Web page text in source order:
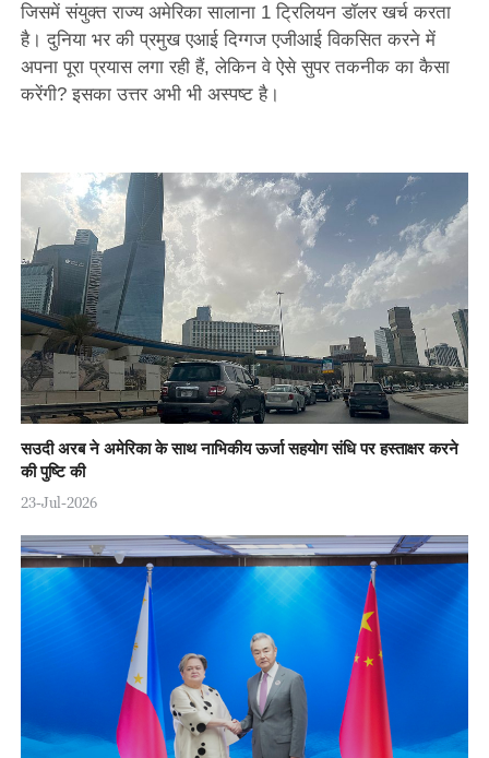
जिसमें संयुक्त राज्य अमेरिका सालाना 1 ट्रिलियन डॉलर खर्च करता
है। दुनिया भर की प्रमुख एआई दिग्गज एजीआई विकसित करने में
अपना पूरा प्रयास लगा रही हैं, लेकिन वे ऐसे सुपर तकनीक का कैसा
करेंगी? इसका उत्तर अभी भी अस्पष्ट है।
सउदी अरब ने अमेरिका के साथ नाभिकीय ऊर्जा सहयोग संधि पर हस्ताक्षर करने
की पुष्टि की
23-Jul-2026